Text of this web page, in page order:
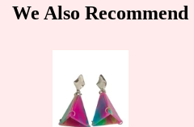
We Also Recommend